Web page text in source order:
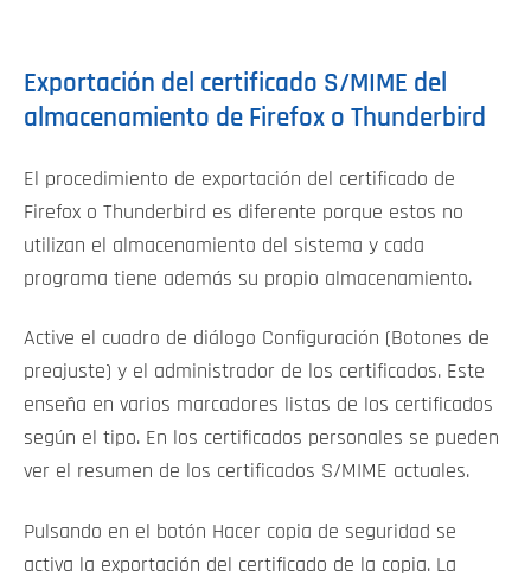
Exportación del certificado S/MIME del
almacenamiento de Firefox o Thunderbird
El procedimiento de exportación del certificado de
Firefox o Thunderbird es diferente porque estos no
utilizan el almacenamiento del sistema y cada
programa tiene además su propio almacenamiento.
Active el cuadro de diálogo Configuración (Botones de
preajuste) y el administrador de los certificados. Este
enseña en varios marcadores listas de los certificados
según el tipo. En los certificados personales se pueden
ver el resumen de los certificados S/MIME actuales.
Pulsando en el botón Hacer copia de seguridad se
activa la exportación del certificado de la copia. La